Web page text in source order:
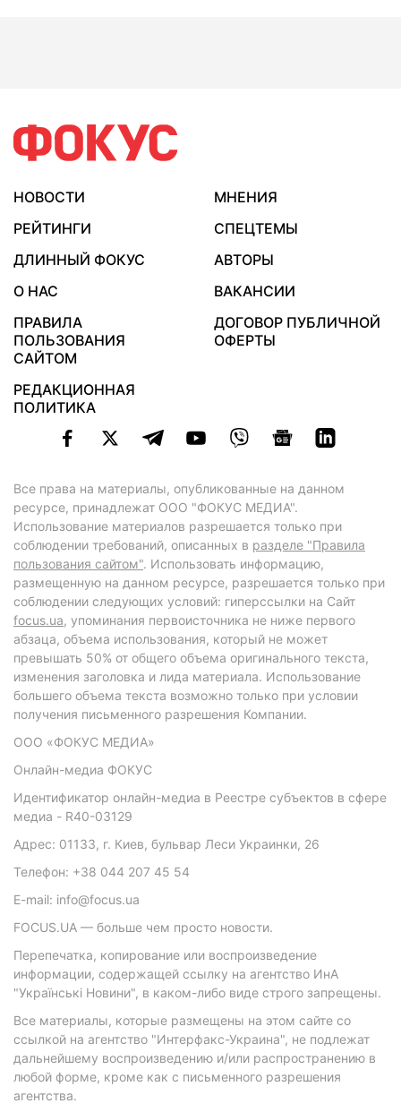
НОВОСТИ
МНЕНИЯ
РЕЙТИНГИ
СПЕЦТЕМЫ
ДЛИННЫЙ ФОКУС
АВТОРЫ
О НАС
ВАКАНСИИ
ПРАВИЛА
ПОЛЬЗОВАНИЯ
САЙТОМ
ДОГОВОР ПУБЛИЧНОЙ
ОФЕРТЫ
РЕДАКЦИОННАЯ
ПОЛИТИКА
Все права на материалы, опубликованные на данном
ресурсе, принадлежат ООО "ФОКУС МЕДИА".
Использование материалов разрешается только при
соблюдении требований, описанных в разделе "Правила
пользования сайтом". Использовать информацию,
размещенную на данном ресурсе, разрешается только при
соблюдении следующих условий: гиперссылки на Сайт
focus.ua, упоминания первоисточника не ниже первого
абзаца, объема использования, который не может
превышать 50% от общего объема оригинального текста,
изменения заголовка и лида материала. Использование
большего объема текста возможно только при условии
получения письменного разрешения Компании.
ООО «ФОКУС МЕДИА»
Онлайн-медиа ФОКУС
Идентификатор онлайн-медиа в Реестре субъектов в сфере
медиа - R40-03129
Адрес: 01133, г. Киев, бульвар Леси Украинки, 26
Телефон: +38 044 207 45 54
E-mail: info@focus.ua
FOCUS.UA — больше чем просто новости.
Перепечатка, копирование или воспроизведение
информации, содержащей ссылку на агентство ИнА
"Українські Новини", в каком-либо виде строго запрещены.
Все материалы, которые размещены на этом сайте со
ссылкой на агентство "Интерфакс-Украина", не подлежат
дальнейшему воспроизведению и/или распространению в
любой форме, кроме как с письменного разрешения
агентства.